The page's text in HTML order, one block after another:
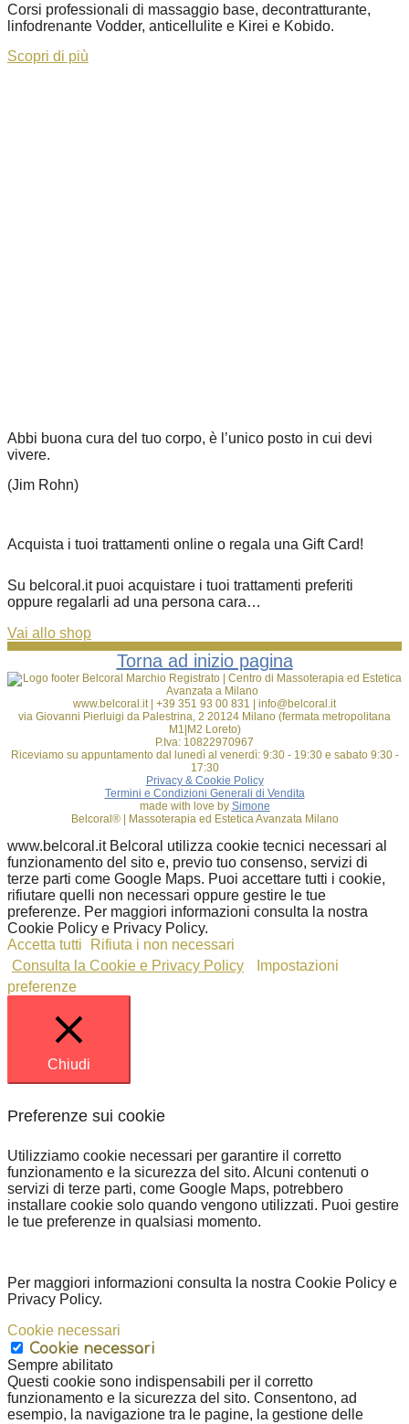
Corsi professionali di massaggio base, decontratturante,
linfodrenante Vodder, anticellulite e Kirei e Kobido.
Scopri di più
Abbi buona cura del tuo corpo, è l’unico posto in cui devi
vivere.
(Jim Rohn)
Acquista i tuoi trattamenti online o regala una Gift Card!
Su belcoral.it puoi acquistare i tuoi trattamenti preferiti
oppure regalarli ad una persona cara…
Vai allo shop
Torna ad inizio pagina
www.belcoral.it | +39 351 93 00 831 | info@belcoral.it
via Giovanni Pierluigi da Palestrina, 2 20124 Milano (fermata metropolitana
M1|M2 Loreto)
P.Iva: 10822970967
Riceviamo su appuntamento dal lunedì al venerdì: 9:30 - 19:30 e sabato 9:30 -
17:30
Privacy & Cookie Policy
Termini e Condizioni Generali di Vendita
made with love by Simone
Belcoral® | Massoterapia ed Estetica Avanzata Milano
www.belcoral.it Belcoral utilizza cookie tecnici necessari al
funzionamento del sito e, previo tuo consenso, servizi di
terze parti come Google Maps. Puoi accettare tutti i cookie,
rifiutare quelli non necessari oppure gestire le tue
preferenze. Per maggiori informazioni consulta la nostra
Cookie Policy e Privacy Policy.
Accetta tutti
Rifiuta i non necessari
Consulta la Cookie e Privacy Policy
Impostazioni
preferenze
Chiudi
Preferenze sui cookie
Utilizziamo cookie necessari per garantire il corretto
funzionamento e la sicurezza del sito. Alcuni contenuti o
servizi di terze parti, come Google Maps, potrebbero
installare cookie solo quando vengono utilizzati. Puoi gestire
le tue preferenze in qualsiasi momento.
Per maggiori informazioni consulta la nostra Cookie Policy e
Privacy Policy.
Cookie necessari
Cookie necessari
Sempre abilitato
Questi cookie sono indispensabili per il corretto
funzionamento e la sicurezza del sito. Consentono, ad
esempio, la navigazione tra le pagine, la gestione delle